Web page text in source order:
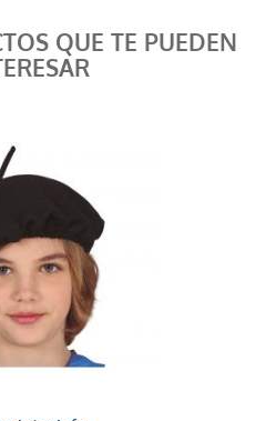
QUE TE PUEDEN